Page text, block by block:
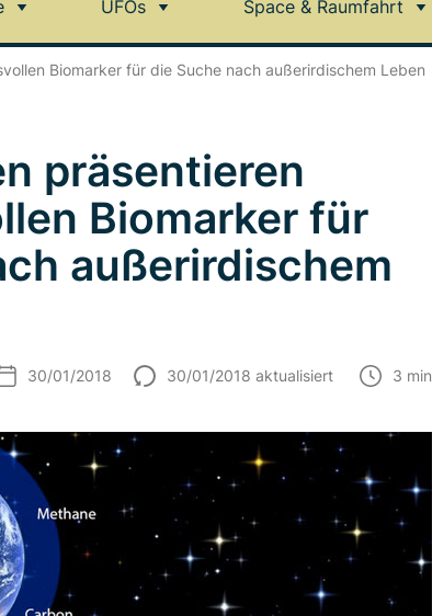
UFOs Space & Raumfahrt
Biomarker für die Suche nach außerirdischem Leben
präsentieren
Biomarker für
außerirdischem
30/01/2018 30/01/2018 aktualisiert 3 min